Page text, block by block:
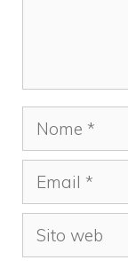
Nome
Email
Sito
web